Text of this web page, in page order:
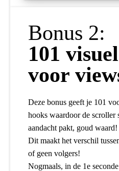
Bonus 2:
101
voor
Deze bonus geeft je 101
hooks waardoor de scroller
aandacht pakt, goud waard!
Dit maakt het verschil
of geen volgers!
Nogmaals, in de 1e